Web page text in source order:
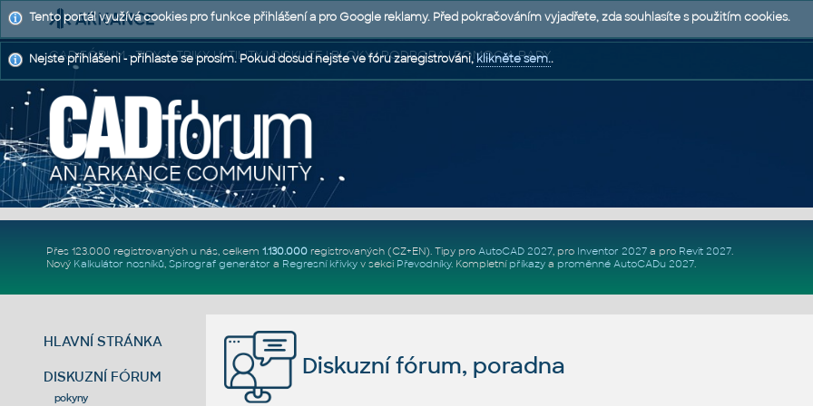
CAD FÓRUM - TIPY A TRIKY | UTILITY | DISKUZE | BLOKY | PODPORA | POMOC A RADY
Přes 123.000 registrovaných u nás, celkem 1.130.000registrovaných (CZ+EN). Tipy pro AutoCAD 2027, pro Inventor 2027a pro Revit 2027.
Nový Kalkulátor nosníků, Spirograf generátor a Regresní křivkyv sekci Převodníky. Kompletní příkazya proměnné AutoCADu 2027.
HLAVNÍ STRÁNKA
DISKUZNÍ FÓRUM
pokyny
Diskuzní fórum, poradna
Tento portál využívá cookies pro funkce přihlášení a pro Google reklamy. Před pokračováním vyjadřete, zda souhlasíte s použitím cookies.
Nejste přihlášeni - přihlaste se prosím. Pokud dosud nejste ve fóru zaregistrováni,klikněte sem..